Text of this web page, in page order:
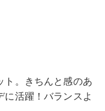
ト。きちんと感のあ
に活躍！バランスよ